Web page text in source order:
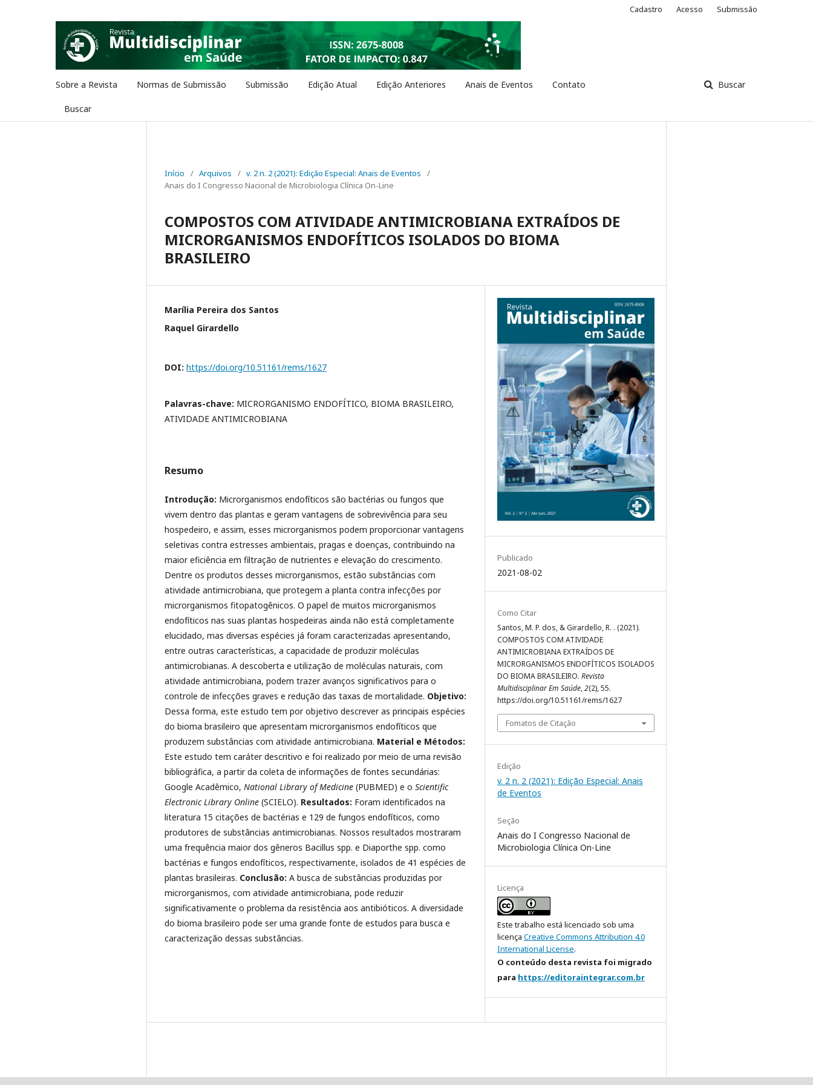
Sobre a Revista Normas de Submissão Submissão Edição Atual Edição Anteriores Anais de Eventos Contato
Buscar
Buscar
Cadastro Acesso Submissão
Início / Arquivos / v. 2 n. 2 (2021): Edição Especial: Anais de Eventos
/
Anais do I Congresso Nacional de Microbiologia Clínica On-Line
COMPOSTOS COM ATIVIDADE ANTIMICROBIANA EXTRAÍDOS DE
MICRORGANISMOS ENDOFÍTICOS ISOLADOS DO BIOMA
BRASILEIRO
Marília Pereira dos Santos
Raquel Girardello
DOI: https://doi.org/10.51161/rems/1627
Palavras-chave: MICRORGANISMO ENDOFÍTICO, BIOMA BRASILEIRO,
ATIVIDADE ANTIMICROBIANA
Resumo
Introdução: Microrganismos endofíticos são bactérias ou fungos que
vivem dentro das plantas e geram vantagens de sobrevivência para seu
hospedeiro, e assim, esses microrganismos podem proporcionar vantagens
seletivas contra estresses ambientais, pragas e doenças, contribuindo na
maior eficiência em filtração de nutrientes e elevação do crescimento.
Dentre os produtos desses microrganismos, estão substâncias com
atividade antimicrobiana, que protegem a planta contra infecções por
microrganismos fitopatogênicos. O papel de muitos microrganismos
endofíticos nas suas plantas hospedeiras ainda não está completamente
elucidado, mas diversas espécies já foram caracterizadas apresentando,
entre outras características, a capacidade de produzir moléculas
antimicrobianas. A descoberta e utilização de moléculas naturais, com
atividade antimicrobiana, podem trazer avanços significativos para o
controle de infecções graves e redução das taxas de mortalidade. Objetivo:
Dessa forma, este estudo tem por objetivo descrever as principais espécies
do bioma brasileiro que apresentam microrganismos endofíticos que
produzem substâncias com atividade antimicrobiana. Material e Métodos:
Este estudo tem caráter descritivo e foi realizado por meio de uma revisão
bibliográfica, a partir da coleta de informações de fontes secundárias:
Google Acadêmico, National Library of Medicine (PUBMED) e o Scientific
Electronic Library Online (SCIELO). Resultados: Foram identificados na
literatura 15 citações de bactérias e 129 de fungos endofíticos, como
produtores de substâncias antimicrobianas. Nossos resultados mostraram
uma frequência maior dos gêneros Bacillus spp. e Diaporthe spp. como
bactérias e fungos endofíticos, respectivamente, isolados de 41 espécies de
plantas brasileiras. Conclusão: A busca de substâncias produzidas por
microrganismos, com atividade antimicrobiana, pode reduzir
significativamente o problema da resistência aos antibióticos. A diversidade
do bioma brasileiro pode ser uma grande fonte de estudos para busca e
caracterização dessas substâncias.
Publicado
2021-08-02
Como Citar
Santos, M. P. dos, & Girardello, R. . (2021).
COMPOSTOS COM ATIVIDADE
ANTIMICROBIANA EXTRAÍDOS DE
MICRORGANISMOS ENDOFÍTICOS ISOLADOS
DO BIOMA BRASILEIRO. Revista
Multidisciplinar Em Saúde,2(2), 55.
https://doi.org/10.51161/rems/1627
Fomatos de Citação
Edição
v. 2 n. 2 (2021): Edição Especial: Anais
de Eventos
Seção
Anais do I Congresso Nacional de
Microbiologia Clínica On-Line
Licença
Este trabalho está licenciado sob uma
licença Creative Commons Attribution 4.0
International License.
O conteúdo desta revista foi migrado
para https://editoraintegrar.com.br